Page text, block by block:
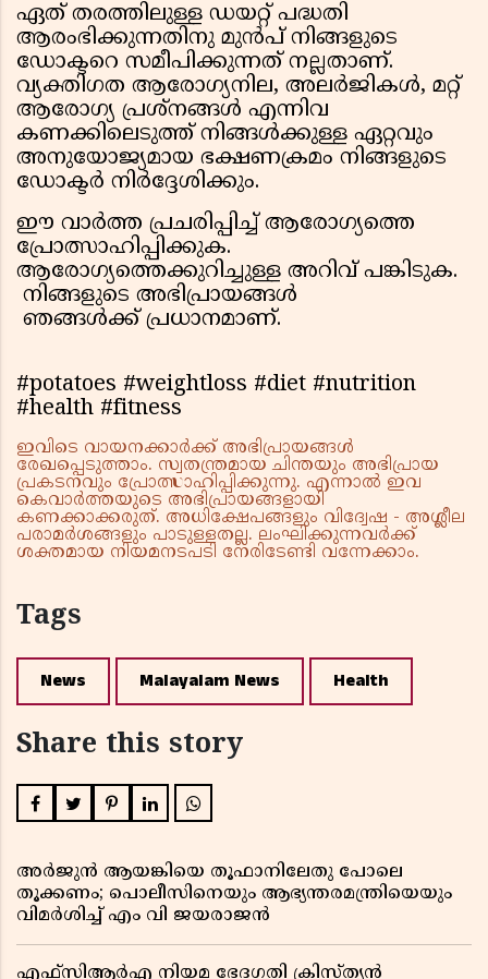
ഏത് തരത്തിലുള്ള ഡയറ്റ് പദ്ധതി
ആരംഭിക്കുന്നതിനു മുൻപ് നിങ്ങളുടെ
ഡോക്ടറെ സമീപിക്കുന്നത് നല്ലതാണ്.
വ്യക്തിഗത ആരോഗ്യനില, അലർജികൾ, മറ്റ്
ആരോഗ്യ പ്രശ്നങ്ങൾ എന്നിവ
കണക്കിലെടുത്ത് നിങ്ങൾക്കുള്ള ഏറ്റവും
അനുയോജ്യമായ ഭക്ഷണക്രമം നിങ്ങളുടെ
ഡോക്ടർ നിർദ്ദേശിക്കും.
ഈ വാർത്ത പ്രചരിപ്പിച്ച് ആരോഗ്യത്തെ
പ്രോത്സാഹിപ്പിക്കുക.
ആരോഗ്യത്തെക്കുറിച്ചുള്ള അറിവ് പങ്കിടുക.
നിങ്ങളുടെ അഭിപ്രായങ്ങൾ
ഞങ്ങൾക്ക് പ്രധാനമാണ്.
#potatoes #weightloss #diet #nutrition
#health #fitness
ഇവിടെ വായനക്കാർക്ക് അഭിപ്രായങ്ങൾ
രേഖപ്പെടുത്താം. സ്വതന്ത്രമായ ചിന്തയും അഭിപ്രായ
പ്രകടനവും പ്രോത്സാഹിപ്പിക്കുന്നു. എന്നാൽ ഇവ
കെവാർത്തയുടെ അഭിപ്രായങ്ങളായി
കണക്കാക്കരുത്. അധിക്ഷേപങ്ങളും വിദ്വേഷ - അശ്ലീല
പരാമർശങ്ങളും പാടുള്ളതല്ല. ലംഘിക്കുന്നവർക്ക്
ശക്തമായ നിയമനടപടി നേരിടേണ്ടി വന്നേക്കാം.
Tags
News Malayalam News Health
Share this story
അർജുൻ ആയങ്കിയെ തൂഫാനിലേതു പോലെ
തൂക്കണം; പൊലീസിനെയും ആഭ്യന്തരമന്ത്രിയെയും
വിമർശിച്ച് എം വി ജയരാജൻ
എഫ്സിആർഎ നിയമ ഭേദഗതി ക്രിസ്ത്യൻ